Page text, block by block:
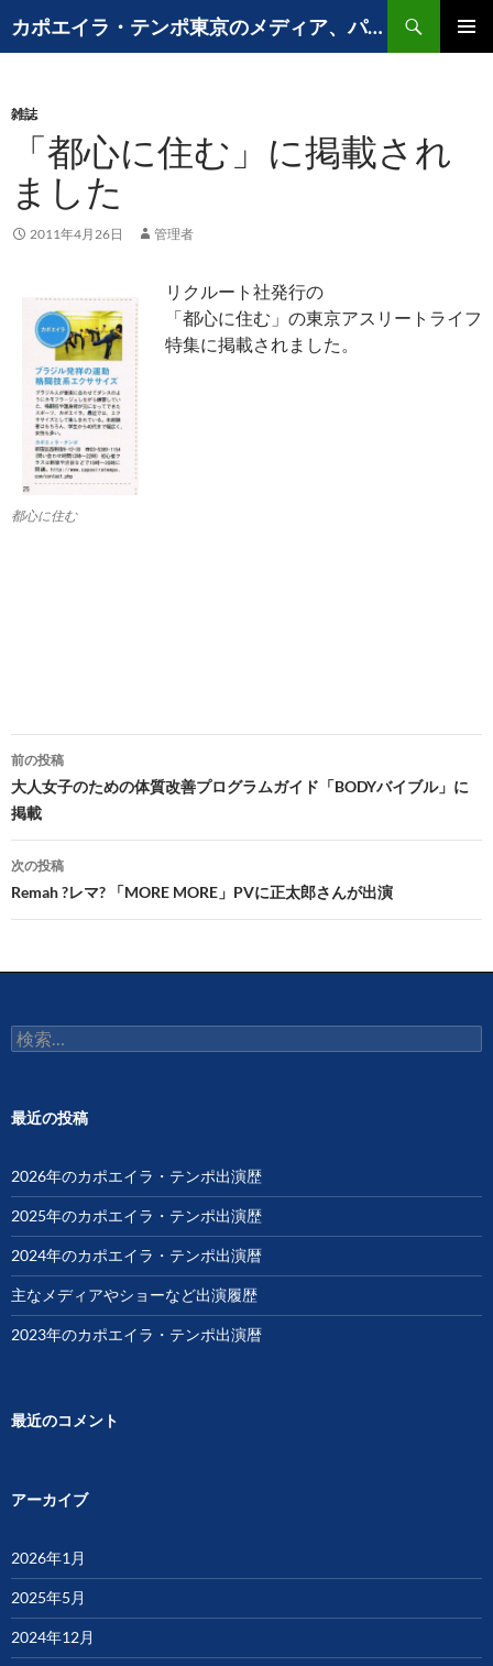
ン
ツ
カポエイラ・テンポ東京のメディア、パフォーマンスなど出演歴
索
雑誌
「都心に住む」に掲載され
ました
2011年4月26日 管理者
都心に住む
リクルート社発行の
「都心に住む」の東京アスリートライフ
特集に掲載されました。
投
稿
ナ
ビ
ゲ
シ
ョ
ン
前の投稿
大人女子のための体質改善プログラムガイド「BODYバイブル」に
掲載
次の投稿
Remah ?レマ? 「MORE MORE」PVに正太郎さんが出演
検
索:
最近の投稿
2026年のカポエイラ・テンポ出演歴
2025年のカポエイラ・テンポ出演歴
2024年のカポエイラ・テンポ出演暦
主なメディアやショーなど出演履歴
2023年のカポエイラ・テンポ出演暦
最近のコメント
アーカイブ
2026年1月
2025年5月
2024年12月